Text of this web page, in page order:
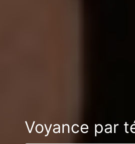
Voyance par